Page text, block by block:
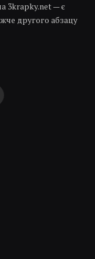
3krapky.net — є
другого абзацу